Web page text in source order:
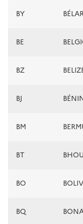
BY
BE
BZ
BJ
BM
BT
BO
BQ